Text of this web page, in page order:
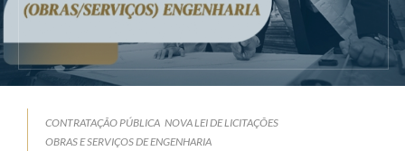
CONTRATAÇÃO PÚBLICA NOVA LEI DE LICITAÇÕES
OBRAS E SERVIÇOS DE ENGENHARIA